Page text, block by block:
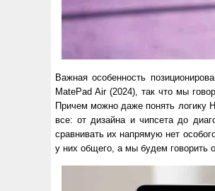
Важная особенность
MatePad Air (2024), так что мы
Причем можно даже понять логику
все: от дизайна и чипсета до
сравнивать их напрямую нет
у них общего, а мы будем говорить